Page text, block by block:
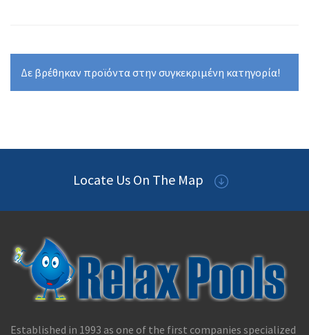
Δε βρέθηκαν προϊόντα στην συγκεκριμένη κατηγορία!
Locate Us On The Map
Established in 1993 as one of the first companies specialized